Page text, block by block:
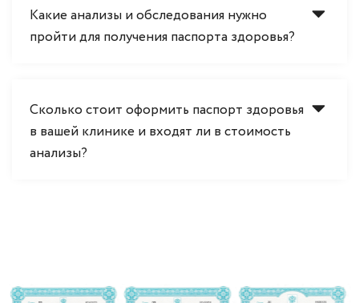
Какие анализы и обследования нужно
пройти для получения паспорта здоровья?
Сколько стоит оформить паспорт здоровья
в вашей клинике и входят ли в стоимость
анализы?